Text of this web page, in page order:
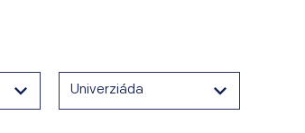
Univerziáda